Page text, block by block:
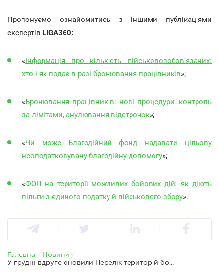
Пропонуємо ознайомитись з іншими публікаціями
експертів LIGA360:
«Інформація про кількість військовозобов'язаних:
хто і як подає в разі бронювання працівників»;
«Бронювання працівників: нові процедури, контроль
за лімітами, анулювання відстрочок»;
«Чи може Благодійний фонд надавати цільову
неоподатковувану благодійну допомогу»;
«ФОП на території можливих бойових дій: як діють
пільги з єдиного податку й військового збору».
Головна / Новини /
У грудні вдруге оновили Перелік територій бойових дій